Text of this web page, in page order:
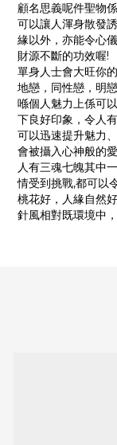
顧名思義呢件聖物
可以讓人渾身散發
緣以外，亦能令心
財源不斷的功效喔!
單身人士會大旺你
地戀，同性戀，明
喺個人魅力上係可
下良好印象，令人
可以迅速提升魅力
會被攝入心神般的
人有三魂七魄其中
情受到挑戰,都可以
桃花好，人緣自然
針風相對既環境中